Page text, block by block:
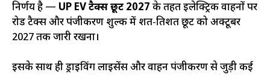
निर्णय है — UP EV टैक्स छूट 2027 के तहत इलेक्ट्रिक वाहनों पर
रोड टैक्स और पंजीकरण शुल्क में शत-प्रतिशत छूट को अक्टूबर
2027 तक जारी रखना।
इसके साथ ही ड्राइविंग लाइसेंस और वाहन पंजीकरण से जुड़ी कई